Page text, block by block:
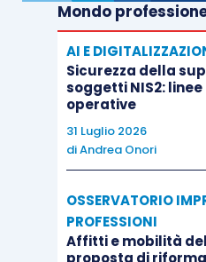
Mondo
AI E
Sicurezza della
soggetti NIS2:
operative
31 Luglio 2026
diAndrea Onori
OSSERVATORIO
PROFESSIONI
Affitti e mobilità
proposta di riforma